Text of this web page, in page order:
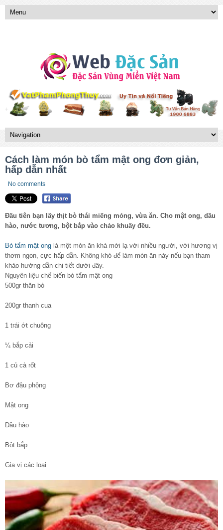
Cách làm món bò tẩm mật ong đơn giản,
hấp dẫn nhất
No comments
Đầu tiên bạn lấy thịt bò thái miếng mỏng, vừa ăn. Cho mật ong, dầu
hào, nước tương, bột bắp vào chảo khuấy đều.
Bò tẩm mật ong là một món ăn khá mới lạ với nhiều người, với hương vị
thơm ngon, cực hấp dẫn. Không khó để làm món ăn này nếu bạn tham
khảo hướng dẫn chi tiết dưới đây.
Nguyên liệu chế biến bò tẩm mật ong
500gr thăn bò
200gr thanh cua
1 trái ớt chuông
¼ bắp cải
1 củ cà rốt
Bơ đậu phộng
Mật ong
Dầu hào
Bột bắp
Gia vị các loại